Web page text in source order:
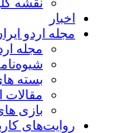
نقشه
اخبار
مجله اردو
مجله
بسته
مقالات
بازی
روایت‌های